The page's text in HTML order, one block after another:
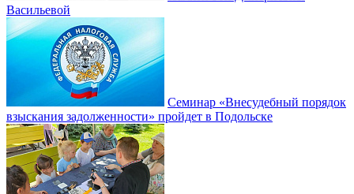
Васильевой
Семинар «Внесудебный порядок
взыскания задолженности» пройдет в Подольске